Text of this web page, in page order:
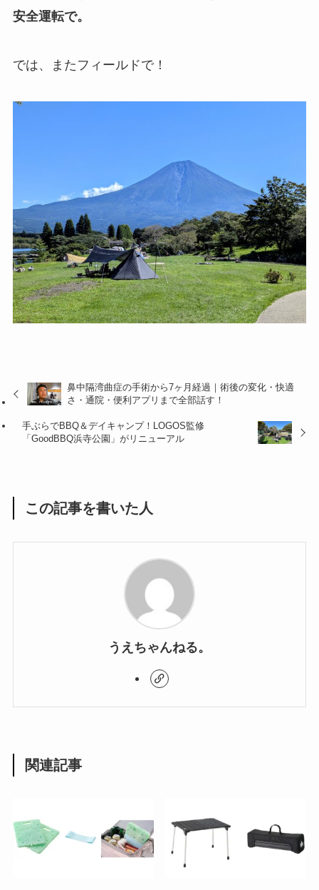
安全運転で。
では、またフィールドで！
鼻中隔湾曲症の手術から7ヶ月経過｜術後の変化・快適
さ・通院・便利アプリまで全部話す！
手ぶらでBBQ＆デイキャンプ！LOGOS監修
「GoodBBQ浜寺公園」がリニューアル
この記事を書いた人
うえちゃんねる。
関連記事